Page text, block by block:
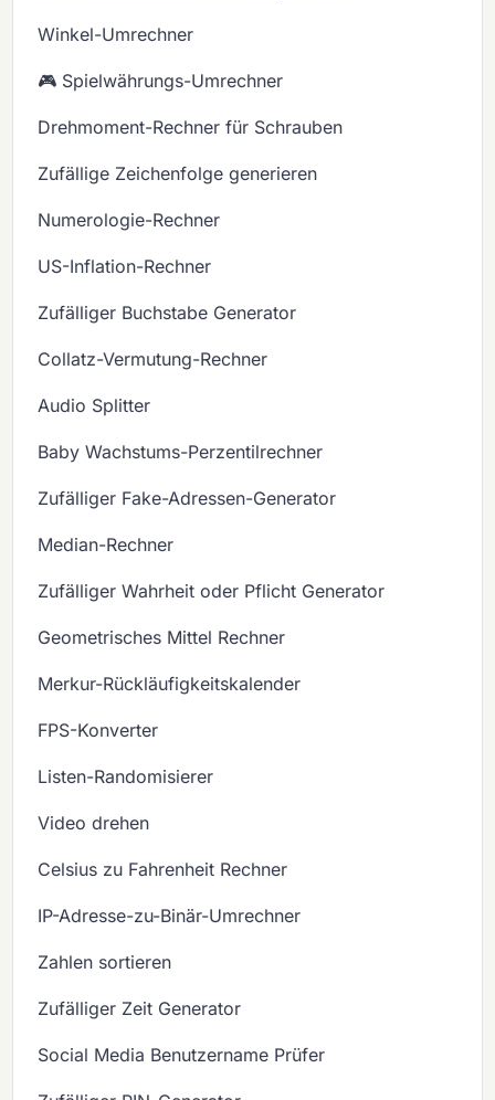
Winkel-Umrechner
🎮 Spielwährungs-Umrechner
Drehmoment-Rechner für Schrauben
Zufällige Zeichenfolge generieren
Numerologie-Rechner
US-Inflation-Rechner
Zufälliger Buchstabe Generator
Collatz-Vermutung-Rechner
Audio Splitter
Baby Wachstums-Perzentilrechner
Zufälliger Fake-Adressen-Generator
Median-Rechner
Zufälliger Wahrheit oder Pflicht Generator
Geometrisches Mittel Rechner
Merkur-Rückläufigkeitskalender
FPS-Konverter
Listen-Randomisierer
Video drehen
Celsius zu Fahrenheit Rechner
IP-Adresse-zu-Binär-Umrechner
Zahlen sortieren
Zufälliger Zeit Generator
Social Media Benutzername Prüfer